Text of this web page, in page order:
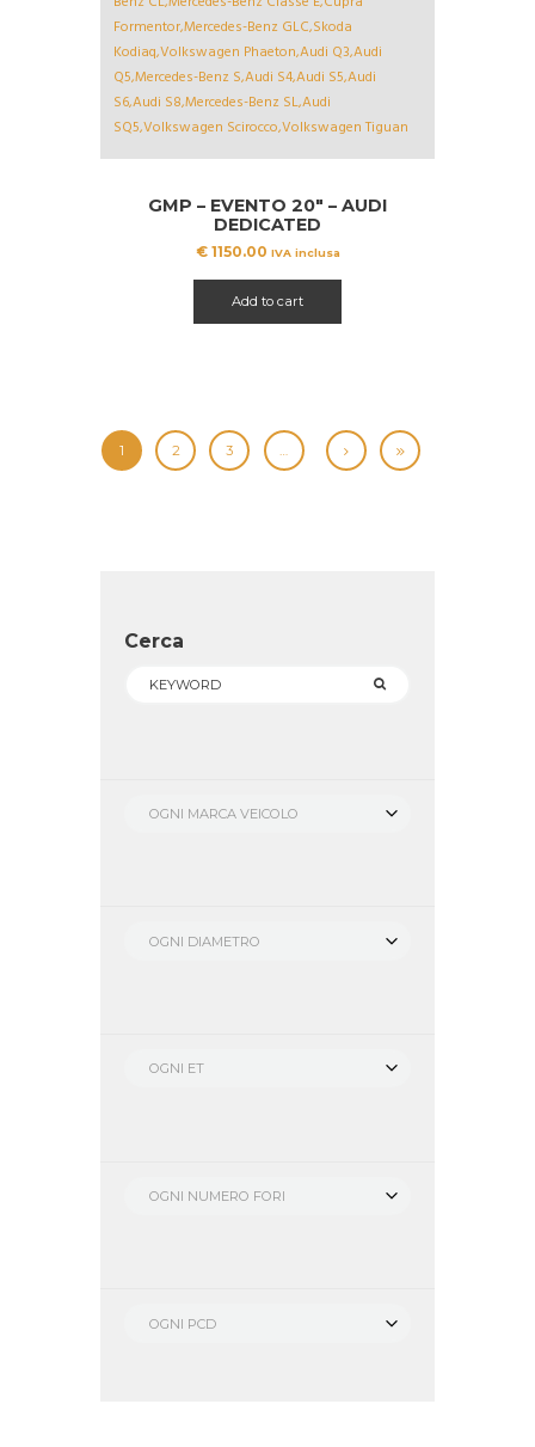
GMP – EVENTO 20″ – AUDI
DEDICATED
€1150.00 IVA inclusa
Add to cart
1 2 3
Cerca
OGNI MARCA VEICOLO
OGNI DIAMETRO
OGNI ET
OGNI NUMERO FORI
OGNI PCD